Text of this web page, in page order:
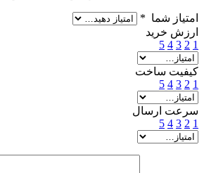
امتیاز شما *
ارزش خرید
1
2
3
4
5
کیفیت ساخت
1
2
3
4
5
سرعت ارسال
1
2
3
4
5